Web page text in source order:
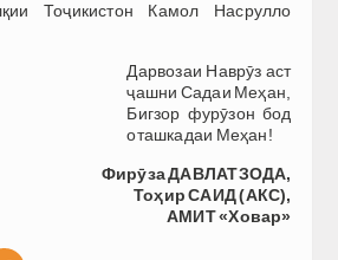
Тоҷикистон Камол Насрулло
Дарвозаи Наврӯз аст
ҷашни Садаи Меҳан,
Бигзор фурӯзон бод
оташкадаи Меҳан!
Фирӯза ДАВЛАТЗОДА,
Тоҳир САИД (АКС),
АМИТ «Ховар»